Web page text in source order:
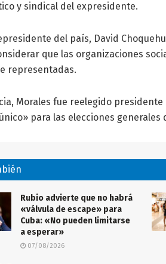
y sindical del expresidente.
del país, David
que las organizaciones
representadas.
Morales fue reelegido
para las elecciones generales
Rubio advierte que no habrá
«válvula de escape» para
Cuba: «No pueden limitarse
a esperar»
07/08/2026